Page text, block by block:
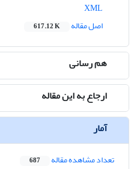
اصل مقاله
617.12 K
هم رسانی
ارجاع به این مقاله
آمار
تعداد مشاهده مقاله 687